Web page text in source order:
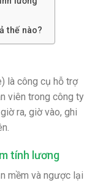
thế nào?
là công cụ hỗ trợ
viên trong công ty
ra, giờ vào, ghi
tính lương
mềm và ngược lại